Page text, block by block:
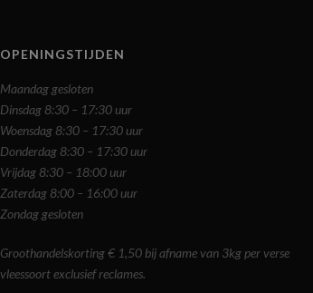
OPENINGSTIJDEN
Maandag gesloten
Dinsdag 8:30 – 17:30 uur
Woensdag 8:30 – 17:30 uur
Donderdag 8:30 – 17:30 uur
Vrijdag 8:30 – 18:00 uur
Zaterdag 8:00 – 16:00 uur
Zondag gesloten
Groothandelskorting € 1,50 bij afname van 3kg per verse
vleessoort exclusief reclames.